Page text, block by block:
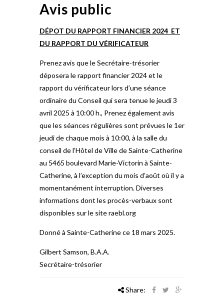
Avis public
DÉPOT DU RAPPORT FINANCIER 2024 ET
DU RAPPORT DU VÉRIFICATEUR
Prenez avis que le Secrétaire-trésorier
déposera le rapport financier 2024 et le
rapport du vérificateur lors d’une séance
ordinaire du Conseil qui sera tenue le jeudi 3
avril 2025 à 10:00 h., Prenez également avis
que les séances régulières sont prévues le 1er
jeudi de chaque mois à 10:00, à la salle du
conseil de l’Hôtel de Ville de Sainte-Catherine
au 5465 boulevard Marie-Victorin à Sainte-
Catherine, à l’exception du mois d’août où il y a
momentanément interruption. Diverses
informations dont les procès-verbaux sont
disponibles sur le site raebl.org
Donné à Sainte-Catherine ce 18 mars 2025.
Gilbert Samson, B.A.A.
Secrétaire-trésorier
Share: